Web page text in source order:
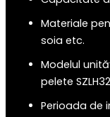
Materiale
soia etc.
Modelul
pelete
Perioada de